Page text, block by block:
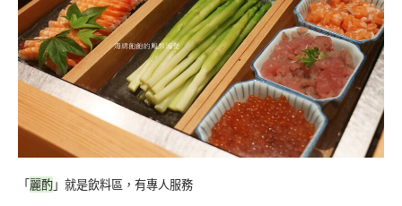
「麗酌」就是飲料區，有專人服務